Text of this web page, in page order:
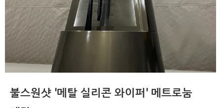
불스원샷 '메탈 실리콘 와이퍼' 메트로눔